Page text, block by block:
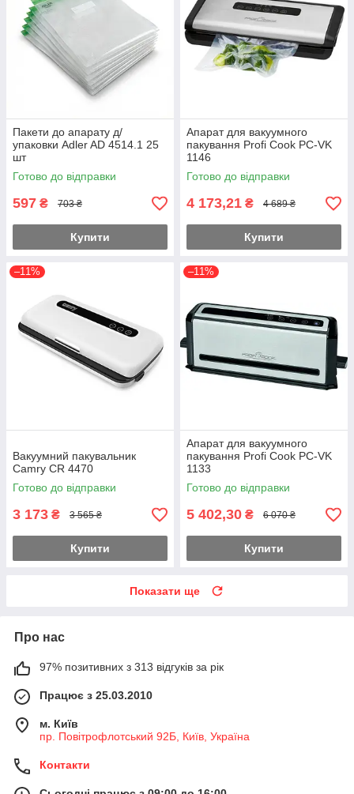
Пакети до апарату д/
упаковки Adler AD 4514.1 25
шт
Готово до відправки
597 ₴ 703 ₴
Купити
Апарат для вакуумного
пакування Profi Cook PC-VK
1146
Готово до відправки
4 173,21 ₴ 4 689 ₴
Купити
–11%
Вакуумний пакувальник
Camry CR 4470
Готово до відправки
3 173 ₴ 3 565 ₴
Купити
–11%
Апарат для вакуумного
пакування Profi Cook PC-VK
1133
Готово до відправки
5 402,30 ₴ 6 070 ₴
Купити
Показати ще
Про нас
97% позитивних з 313 відгуків за рік
Працює з 25.03.2010
м. Київ
пр. Повітрофлотський 92Б, Київ, Україна
Контакти